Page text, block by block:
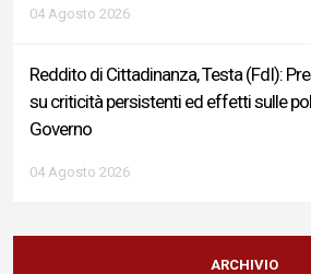
04 Agosto 2026
Reddito di Cittadinanza, Testa (FdI):
su criticità persistenti ed effetti sulle
Governo
04 Agosto 2026
Sigismondi, Liris e Testa: “Profondo
Ministro Roccella e alla sua famiglia”
ARCHIVIO